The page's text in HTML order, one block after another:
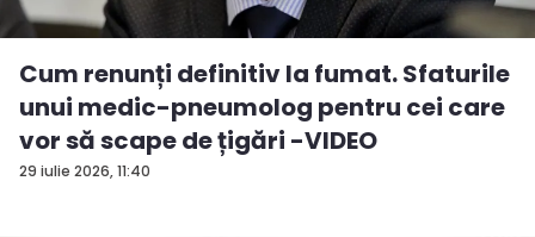
29 iulie 2026, 11:40
Cum renunți definitiv la fumat. Sfaturile
unui medic-pneumolog pentru cei care
vor să scape de țigări -VIDEO